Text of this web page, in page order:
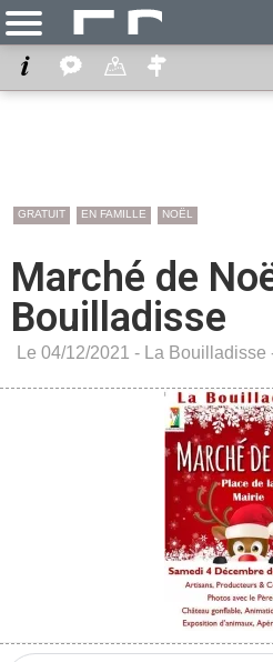
GRATUIT EN FAMILLE NOËL
Marché de
Bouilladisse
Le 04/12/2021 - La Bouilladisse